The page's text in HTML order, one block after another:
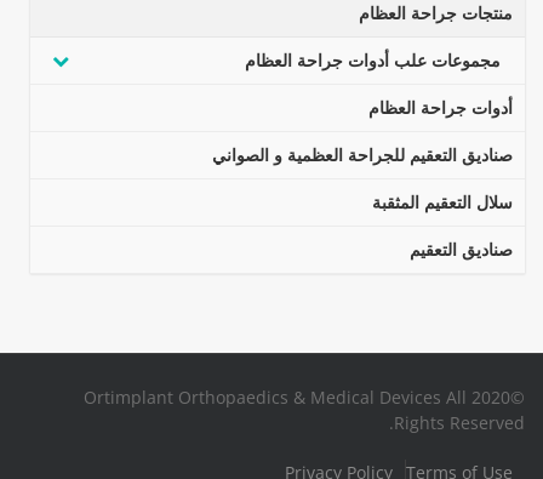
منتجات جراحة العظام
مجموعات علب أدوات جراحة العظام
أدوات جراحة العظام
صناديق التعقيم للجراحة العظمية و الصواني
سلال التعقيم المثقبة
صناديق التعقيم
©2020 Ortimplant Orthopaedics & Medical Devices All
Rights Reserved.
Terms of Use
Privacy Policy